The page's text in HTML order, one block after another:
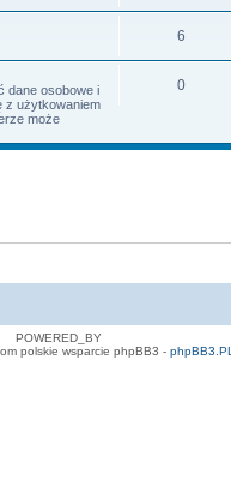
6
dane osobowe i
z użytkowaniem
może
0
POWERED_BY
polskie wsparcie phpBB3 - phpBB3.PL